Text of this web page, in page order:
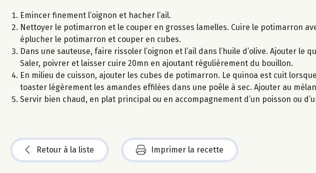
Emincer finement l’oignon et hacher l’ail.
Nettoyer le potimarron et le couper en grosses lamelles. Cuire le potimarron
éplucher le potimarron et couper en cubes.
Dans une sauteuse, faire rissoler l’oignon et l’ail dans l’huile d’olive. Ajouter
Saler, poivrer et laisser cuire 20mn en ajoutant régulièrement du bouillon.
En milieu de cuisson, ajouter les cubes de potimarron. Le quinoa est cuit
toaster légèrement les amandes effilées dans une poêle à sec. Ajouter au
Servir bien chaud, en plat principal ou en accompagnement d’un poisson ou
Retour à la liste Imprimer la recette